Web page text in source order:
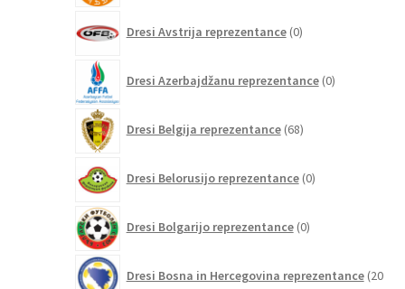
Dresi Avstrija reprezentance 0izdelkov
Dresi Azerbajdžanu reprezentance 0izdelkov
Dresi Belgija reprezentance 68izdelkov
Dresi Belorusijo reprezentance 0izdelkov
Dresi Bolgarijo reprezentance 0izdelkov
Dresi Bosna in Hercegovina reprezentance 20